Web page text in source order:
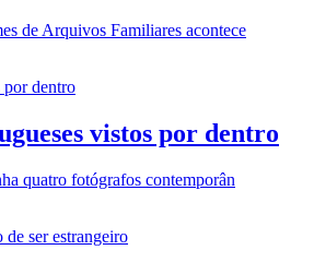
de Arquivos Familiares acontece
vistos por dentro
quatro fotógrafos contemporân